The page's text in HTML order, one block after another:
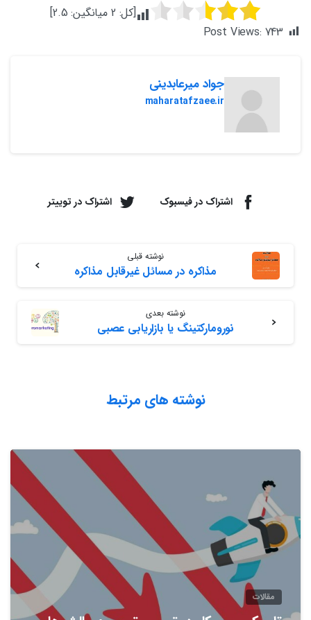
[کل: 2 میانگین: 2.5
]
Post Views: 743
جواد میرعابدینی
maharatafzaee.ir
اشتراک در فیسبوک اشتراک در توییتر
نوشته قبلی
مذاکره در مسائل غیرقابل مذاکره
نوشته بعدی
نورومارکتینگ یا بازاریابی عصبی
نوشته های مرتبط
مقالات